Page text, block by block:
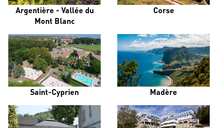
Argentière - Vallée du
Mont Blanc
Corse
Saint-Cyprien Madère